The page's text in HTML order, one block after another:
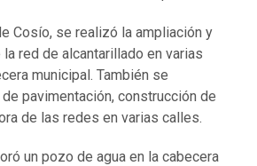
Cosío, se realizó la ampliación y
red de alcantarillado en varias
municipal. También se
pavimentación, construcción de
de las redes en varias calles.
un pozo de agua en la cabecera